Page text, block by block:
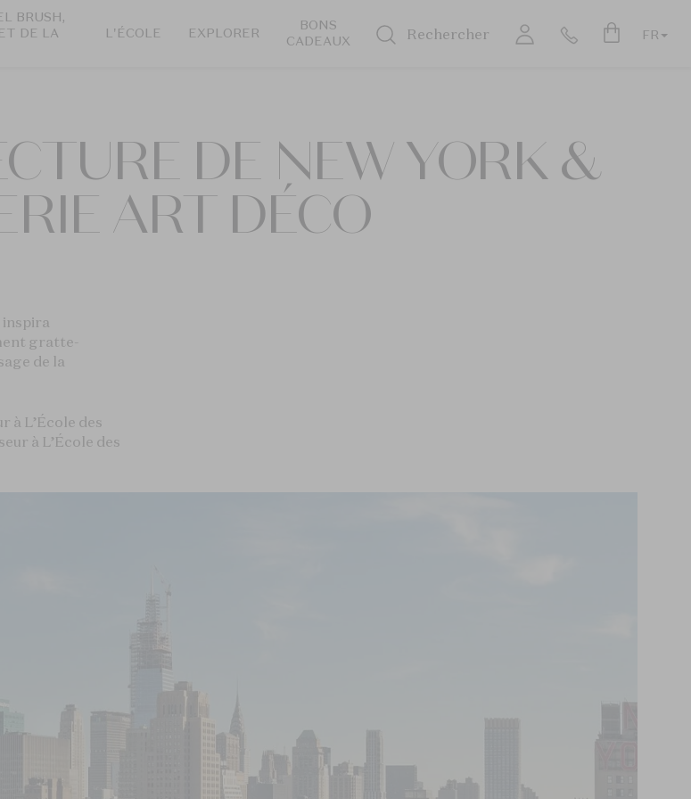
BRUSH,
DE LA
L'ÉCOLE EXPLORER
BONS
CADEAUX
Rechercher FR
DE NEW YORK &
ART DÉCO
inspira
gratte-
de la
à L’École des
à L’École des